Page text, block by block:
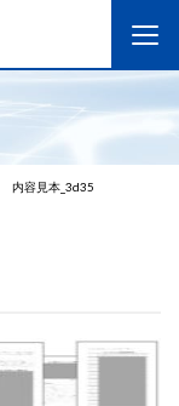
内容見本_3d35